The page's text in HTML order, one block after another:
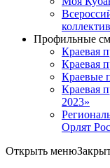
Профильные
Краевая
Краевая
Краевые
Краевая
2023»
Орлят
Открыть меню